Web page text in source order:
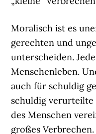
Moralisch ist es
gerechten und
unterscheiden.
Menschenleben.
auch für schuldig
schuldig
des Menschen
großes Verbrechen.